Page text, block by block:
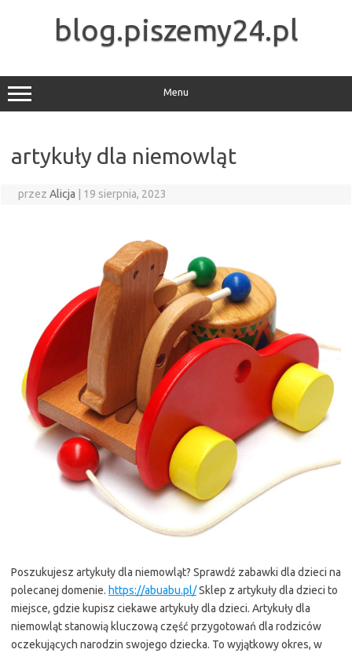
blog.piszemy24.pl
Menu
artykuły dla niemowląt
przez Alicja 19 sierpnia, 2023
Poszukujesz artykuły dla niemowląt? Sprawdź zabawki dla dzieci na
polecanej domenie. https://abuabu.pl/Sklep z artykuły dla dzieci to
miejsce, gdzie kupisz ciekawe artykuły dla dzieci. Artykuły dla
niemowląt stanowią kluczową część przygotowań dla rodziców
oczekujących narodzin swojego dziecka. To wyjątkowy okres, w